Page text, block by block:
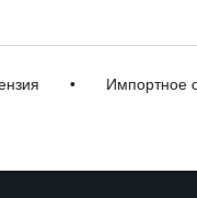
• Импортное